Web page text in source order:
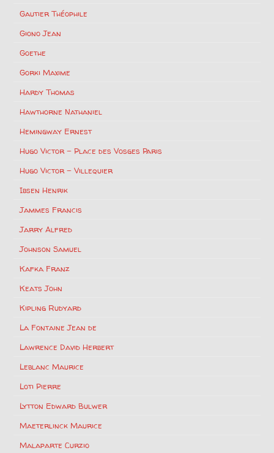
Gautier Théophile
Giono Jean
Goethe
Gorki Maxime
Hardy Thomas
Hawthorne Nathaniel
Hemingway Ernest
Hugo Victor – Place des Vosges Paris
Hugo Victor – Villequier
Ibsen Henrik
Jammes Francis
Jarry Alfred
Johnson Samuel
Kafka Franz
Keats John
Kipling Rudyard
La Fontaine Jean de
Lawrence David Herbert
Leblanc Maurice
Loti Pierre
Lytton Edward Bulwer
Maeterlinck Maurice
Malaparte Curzio